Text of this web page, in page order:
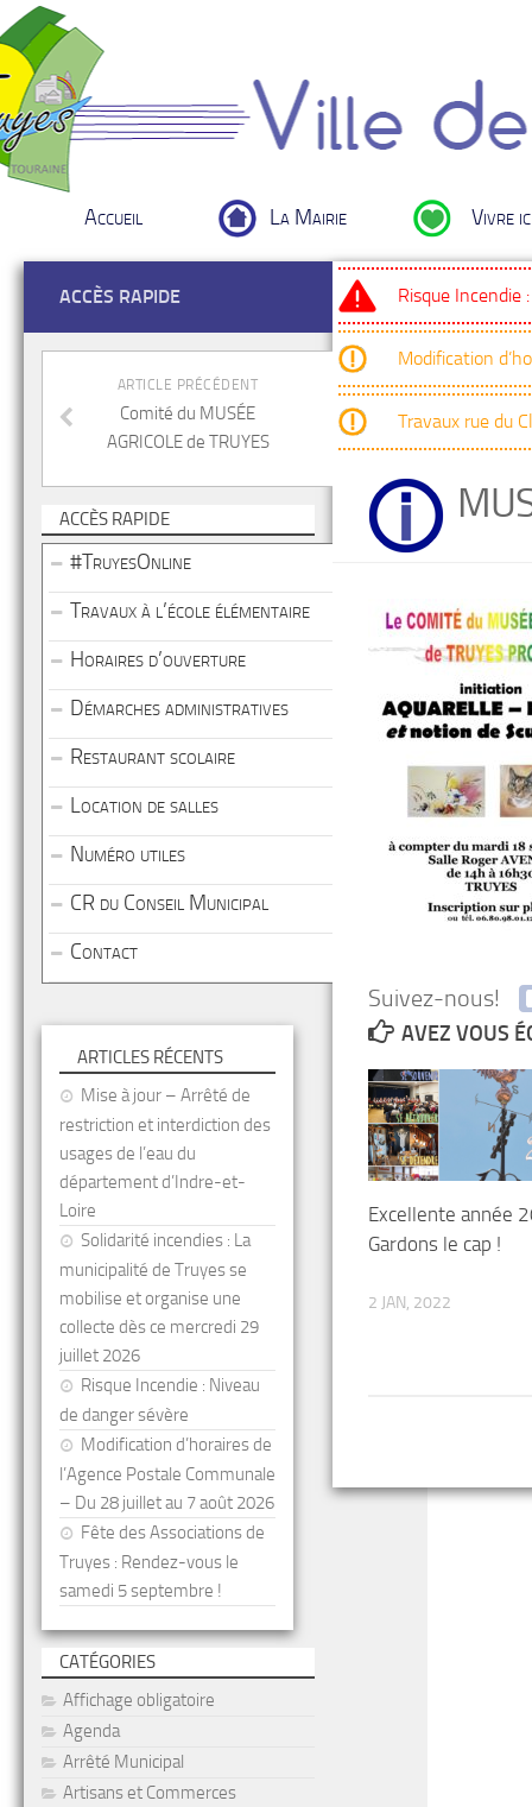
Accueil La Mairie Vivre
Risque Incendie
Modification
Travaux rue du
Suivez-nous!
AVEZ VOUS
Excellente année
Gardons le cap !
2 JAN, 2022
ACCÈS RAPIDE
ARTICLE PRÉCÉDENT
Comité du MUSÉE
AGRICOLE de TRUYES
ACCÈS RAPIDE
#TruyesOnline
Travaux à l’école élémentaire
Horaires d’ouverture
Démarches administratives
Restaurant scolaire
Location de salles
Numéro utiles
CR du Conseil Municipal
Contact
ARTICLES RÉCENTS
Mise à jour – Arrêté de
restriction et interdiction des
usages de l’eau du
département d’Indre-et-
Loire
Solidarité incendies : La
municipalité de Truyes se
mobilise et organise une
collecte dès ce mercredi 29
juillet 2026
Risque Incendie : Niveau
de danger sévère
Modification d’horaires de
l’Agence Postale Communale
– Du 28 juillet au 7 août 2026
Fête des Associations de
Truyes : Rendez-vous le
samedi 5 septembre !
CATÉGORIES
Affichage obligatoire
Agenda
Arrêté Municipal
Artisans et Commerces